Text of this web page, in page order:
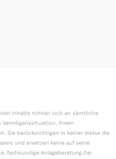
Inhalte richten sich an sämtliche
Vermögenssituation, ihrem
Sie berücksichtigen in keiner Weise die
und ersetzen keine auf seine
fachkundige Anlageberatung.Der